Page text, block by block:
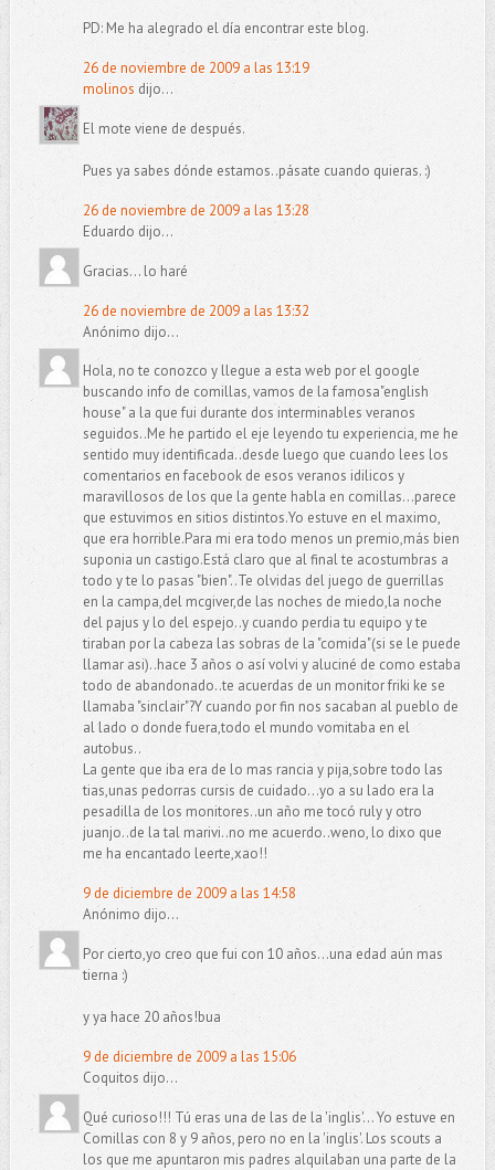
PD: Me ha alegrado el día encontrar este blog.
26 de noviembre de 2009 a las 13:19
molinos dijo...
El mote viene de después.
Pues ya sabes dónde estamos..pásate cuando quieras. :)
26 de noviembre de 2009 a las 13:28
Eduardo dijo...
Gracias... lo haré
26 de noviembre de 2009 a las 13:32
Anónimo dijo...
Hola, no te conozco y llegue a esta web por el google
buscando info de comillas, vamos de la famosa"english
house" a la que fui durante dos interminables veranos
seguidos..Me he partido el eje leyendo tu experiencia, me he
sentido muy identificada..desde luego que cuando lees los
comentarios en facebook de esos veranos idilicos y
maravillosos de los que la gente habla en comillas...parece
que estuvimos en sitios distintos.Yo estuve en el maximo,
que era horrible.Para mi era todo menos un premio,más bien
suponia un castigo.Está claro que al final te acostumbras a
todo y te lo pasas "bien"..Te olvidas del juego de guerrillas
en la campa,del mcgiver,de las noches de miedo,la noche
del pajus y lo del espejo..y cuando perdia tu equipo y te
tiraban por la cabeza las sobras de la "comida"(si se le puede
llamar asi)..hace 3 años o así volvi y aluciné de como estaba
todo de abandonado..te acuerdas de un monitor friki ke se
llamaba "sinclair"?Y cuando por fin nos sacaban al pueblo de
al lado o donde fuera,todo el mundo vomitaba en el
autobus..
La gente que iba era de lo mas rancia y pija,sobre todo las
tias,unas pedorras cursis de cuidado...yo a su lado era la
pesadilla de los monitores..un año me tocó ruly y otro
juanjo..de la tal marivi..no me acuerdo..weno, lo dixo que
me ha encantado leerte,xao!!
9 de diciembre de 2009 a las 14:58
Anónimo dijo...
Por cierto,yo creo que fui con 10 años...una edad aún mas
tierna :)
y ya hace 20 años!bua
9 de diciembre de 2009 a las 15:06
Coquitos dijo...
Qué curioso!!! Tú eras una de las de la 'inglis'... Yo estuve en
Comillas con 8 y 9 años, pero no en la 'inglis'. Los scouts a
los que me apuntaron mis padres alquilaban una parte de la